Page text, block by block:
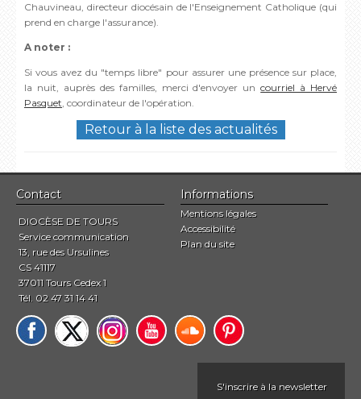
Chauvineau, directeur diocésain de l'Enseignement Catholique (qui
prend en charge l'assurance).
A noter :
Si vous avez du "temps libre" pour assurer une présence sur place,
la nuit, auprès des familles, merci d'envoyer uncourriel à Hervé
Pasquet, coordinateur de l'opération.
Retour à la liste des actualités
Contact
DIOCÈSE DE TOURS
Service communication
13, rue des Ursulines
CS 41117
37011 Tours Cedex 1
Tél. 02 47 31 14 41
Informations
Mentions légales
Accessibilité
Plan du site
S'inscrire à la newsletter